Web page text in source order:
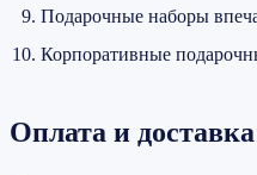
Подарочные наборы
Корпоративные
Оплата и доставка